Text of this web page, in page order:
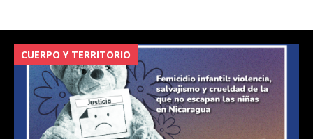
CUERPO Y TERRITORIO